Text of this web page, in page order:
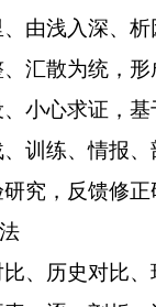
由浅入深、
汇散为统，
小心求证，
训练、情报
究，反馈修
、历史对比